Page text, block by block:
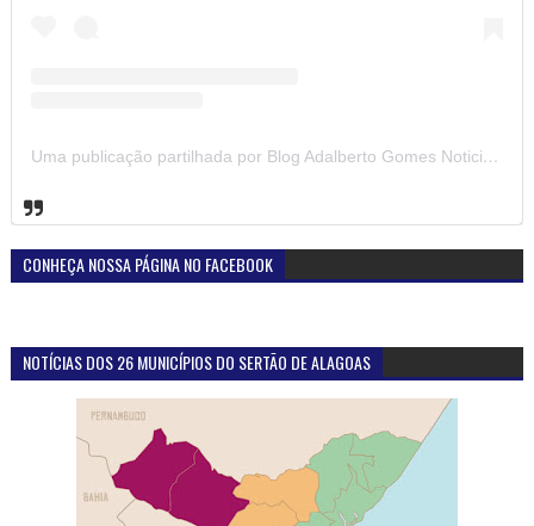
Uma publicação partilhada por Blog Adalberto Gomes Noticias (@blogadalbertogomesnoticiass)
CONHEÇA NOSSA PÁGINA NO FACEBOOK
NOTÍCIAS DOS 26 MUNICÍPIOS DO SERTÃO DE ALAGOAS